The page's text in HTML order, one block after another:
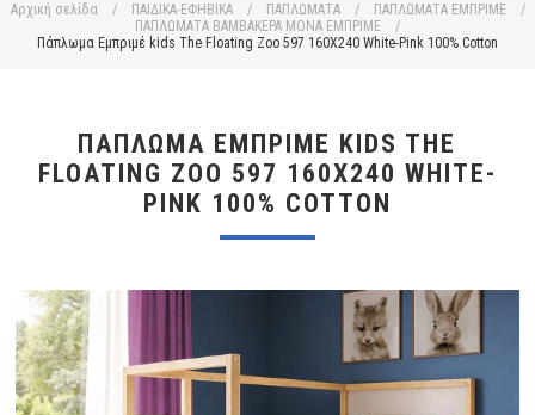
Αρχική σελίδα / ΠΑΙΔΙΚΑ-ΕΦΗΒΙΚΑ / ΠΑΠΛΩΜΑΤΑ / ΠΑΠΛΩΜΑΤΑ ΕΜΠΡΙΜΕ
/
ΠΑΠΛΩΜΑΤΑ ΒΑΜΒΑΚΕΡΑ ΜΟΝΑ ΕΜΠΡΙΜΕ
/
Πάπλωμα Εμπριμέ kids The Floating Zoo 597 160X240 White-Pink 100% Cotton
ΠΆΠΛΩΜΑ ΕΜΠΡΙΜΈ KIDS THE
FLOATING ZOO 597 160X240 WHITE-
PINK 100% COTTON